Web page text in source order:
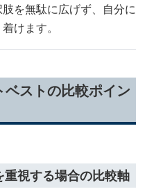
を無駄に広げず、自分に
けます。
ストの比較ポイン
重視する場合の比較軸